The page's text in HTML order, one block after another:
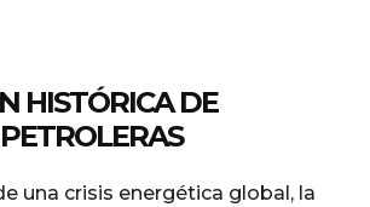
HISTÓRICA DE
una crisis energética global, la